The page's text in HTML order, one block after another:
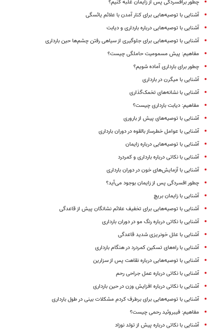
چطور برافسردگی پس از زایمان غلبه کنیم؟
آشنایی با توصیه‌هایی برای کنار آمدن با علائم یائسگی
آشنایی با توصیه‌هایی درباره بارداری و دیابت
آشنایی با توصیه‌هایی برای جلوگیری از سیاهی رفتن چشم‌ها حین بارداری
مفاهیم: پیش مسمومیت حاملگی چیست؟
چطور برای بارداری آماده شویم؟
آشنایی با میگرن در بارداری
آشنایی با نشانه‌‌های تخمک‌گذاری
مفاهیم: دیابت بارداری چیست؟
آشنایی با توصیه‌های پیش از باروری
آشنایی با عوامل خطرساز بالقوه در دوران بارداری
آشنایی با توصیه‌هایی درباره زایمان
آشنایی با نکاتی درباره بارداری و کمردرد
آشنایی با آزمایش‌های خون در دوران بارداری
چطور افسردگی پس از زایمان بوجود می‌آید؟
آشنایی با زایمان بریچ
آشنایی با توصیه‌هایی برای تخفیف علائم نشانگان پیش از قاعدگی
آشنایی با نکاتی درباره رنگ مو در دوران بارداری
آشنایی با علل خونریزی شدید قاعدگی
آشنایی با راه‌های تسکین کمردرد در هنگام بارداری
آشنایی با توصیه‌هایی درباره نقاهت پس از سزارین
آشنایی با نکاتی درباره عمل جراحی رحم‌
آشنایی با نکاتی درباره افزایش وزن در حین بارداری
آشنایی با توصیه‌هایی برای برطرف کردم مشکلات بینی در طول بارداری
مفاهیم: فیبروئید رحمی چیست؟
آشنایی با نکاتی درباره پیش از تولد نوزاد